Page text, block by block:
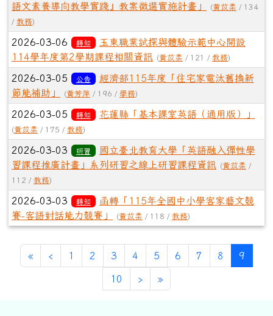
語文素養導向教學實踐』教案徵選實施計畫」
(黃苡柔 / 134
/ 教務)
2026-03-06 轉知
玉東職業試探與體驗示範中心開設
114學年度第2學期課程相關資訊 (黃苡柔 / 121 / 教務)
2026-03-05 公告
經濟部115年度「住宅家電汰舊換新
節能補助」
(黃芳萍 / 196 / 學務)
2026-03-05 轉知 花蓮縣「基本課室英語（通用版）」
(黃苡柔 / 175 / 教務)
2026-03-03 研習
國立臺北教育大學「英語融入彈性學
習課程推廣計畫」系列研習之線上研習課程資訊 (黃苡柔 /
112 / 教務)
2026-03-03 轉知
函轉「115年全國中小學客家藝文競
賽-客語對話能力競賽」
(黃苡柔 / 118 / 教務)
«第一頁
‹ 上一頁
1 2 3 4 5 6 7 8 9
10 ›下一頁
»最後頁